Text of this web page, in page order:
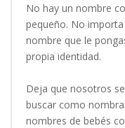
No hay un nombre
pequeño. No
nombre que le
propia identidad.
Deja que nosotros
buscar como
nombres de bebés